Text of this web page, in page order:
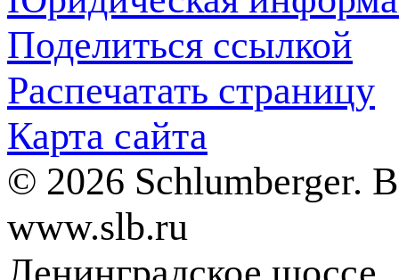
Поделиться ссылкой
Распечатать страницу
Карта сайта
© 2026 Schlumberger.
www.slb.ru